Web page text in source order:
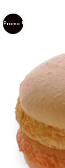
Promo !